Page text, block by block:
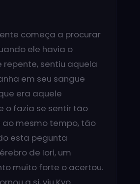
começa a procurar
ele havia o
repente, sentiu aquela
em seu sangue
era aquele
o fazia se sentir tão
ao mesmo tempo, tão
esta pegunta
de Iori, um
muito forte o acertou.